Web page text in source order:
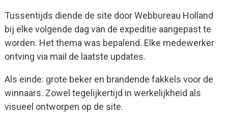
Tussentijds diende de site door Webbureau Holland
bij elke volgende dag van de expeditie aangepast te
worden. Het thema was bepalend. Elke medewerker
ontving via mail de laatste updates.
Als einde: grote beker en brandende fakkels voor de
winnaars. Zowel tegelijkertijd in werkelijkheid als
visueel ontworpen op de site.